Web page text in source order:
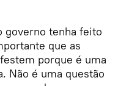
governo tenha feito
que as
porque é uma
Não é uma questão